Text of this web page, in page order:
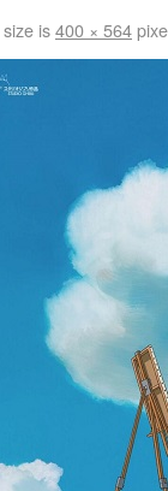
size is400 × 564